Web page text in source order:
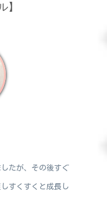
】
たが、その後すぐ
すくすくと成長し